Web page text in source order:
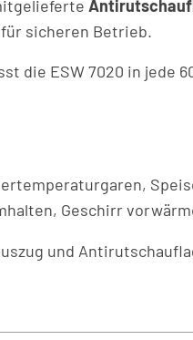
sicheren Betrieb.
die ESW 7020 in
Geschirr
und